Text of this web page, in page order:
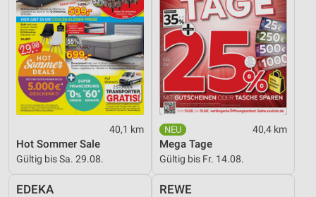
40,1 km
Hot Sommer Sale
Gültig bis Sa. 29.08.
40,4 km
Mega Tage
Gültig bis Fr. 14.08.
EDEKA REWE